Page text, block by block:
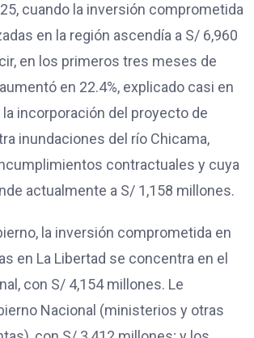
cuando la inversión comprometida
en la región ascendía a S/ 6,960
en los primeros tres meses de
en 22.4%, explicado casi en
incorporación del proyecto de
inundaciones del río Chicama,
contractuales y cuya
actualmente a S/ 1,158 millones.
la inversión comprometida en
en La Libertad se concentra en el
con S/ 4,154 millones. Le
Nacional (ministerios y otras